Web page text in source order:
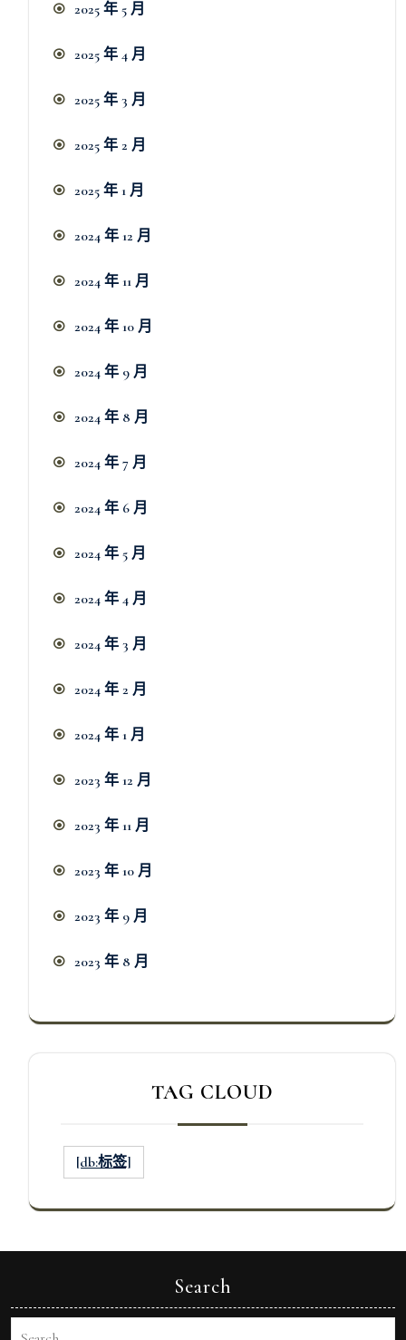
2025 年 5 月
2025 年 4 月
2025 年 3 月
2025 年 2 月
2025 年 1 月
2024 年 12 月
2024 年 11 月
2024 年 10 月
2024 年 9 月
2024 年 8 月
2024 年 7 月
2024 年 6 月
2024 年 5 月
2024 年 4 月
2024 年 3 月
2024 年 2 月
2024 年 1 月
2023 年 12 月
2023 年 11 月
2023 年 10 月
2023 年 9 月
2023 年 8 月
TAG CLOUD
[db:标签]
Search